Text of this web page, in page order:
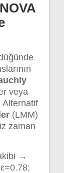
veya
Alternatif
(LMM)
zaman
→